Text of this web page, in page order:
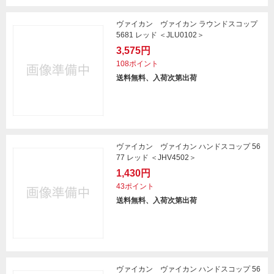
ヴァイカン ヴァイカン ラウンドスコップ
5681 レッド ＜JLU0102＞
3,575円
108ポイント
送料無料、入荷次第出荷
ヴァイカン ヴァイカン ハンドスコップ 56
77 レッド ＜JHV4502＞
1,430円
43ポイント
送料無料、入荷次第出荷
ヴァイカン ヴァイカン ハンドスコップ 56